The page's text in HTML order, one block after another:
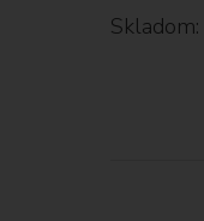
Skladom: